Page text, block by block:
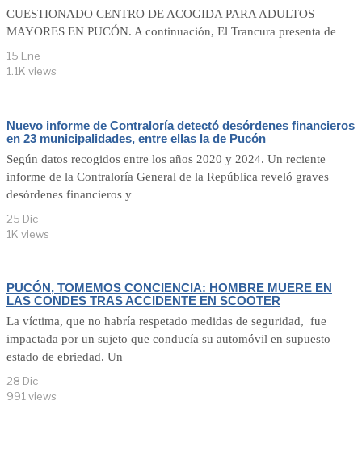
CUESTIONADO CENTRO DE ACOGIDA PARA ADULTOS
MAYORES EN PUCÓN. A continuación, El Trancura presenta de
15 Ene
1.1K views
Nuevo informe de Contraloría detectó desórdenes financieros
en 23 municipalidades, entre ellas la de Pucón
Según datos recogidos entre los años 2020 y 2024. Un reciente
informe de la Contraloría General de la República reveló graves
desórdenes financieros y
25 Dic
1K views
PUCÓN, TOMEMOS CONCIENCIA: HOMBRE MUERE EN
LAS CONDES TRAS ACCIDENTE EN SCOOTER
La víctima, que no habría respetado medidas de seguridad, fue
impactada por un sujeto que conducía su automóvil en supuesto
estado de ebriedad. Un
28 Dic
991 views